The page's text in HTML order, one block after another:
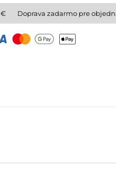
€ Doprava zadarmo pre